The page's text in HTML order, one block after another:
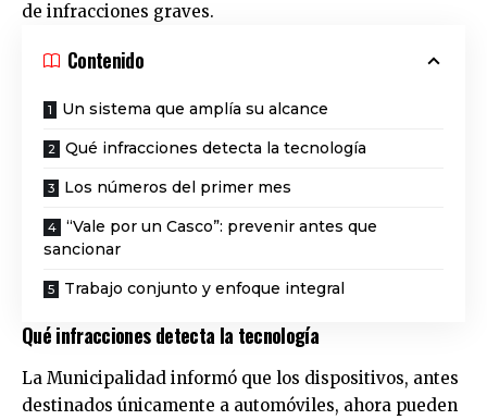
de infracciones graves.
Contenido
Un sistema que amplía su alcance
Qué infracciones detecta la tecnología
Los números del primer mes
“Vale por un Casco”: prevenir antes que
sancionar
Trabajo conjunto y enfoque integral
Qué infracciones detecta la tecnología
La Municipalidad informó que los dispositivos, antes
destinados únicamente a automóviles, ahora pueden